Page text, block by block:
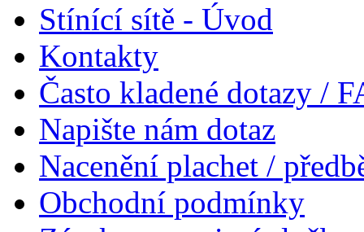
Stínící sítě - Úvod
Kontakty
Často kladené dotazy /
Napište nám dotaz
Nacenění plachet /
Obchodní podmínky